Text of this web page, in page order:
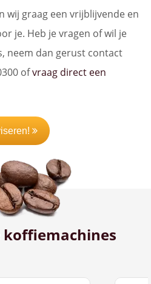
wij graag een vrijblijvende en
je. Heb je vragen of wil je
neem dan gerust contact
ofvraag direct een